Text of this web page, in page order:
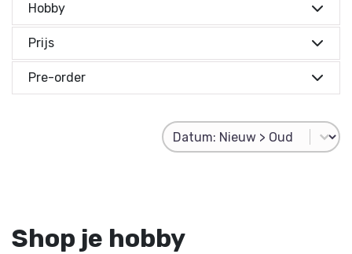
Hobby
Prijs
Prijs indicatie
Reset
Pre-order
Product Sorting
Sort content
Shop je hobby